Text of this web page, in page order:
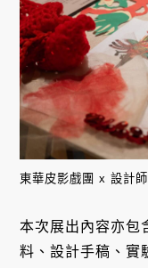
東華皮影戲團 x 設計
本次展出內容亦包
料、設計手稿、實